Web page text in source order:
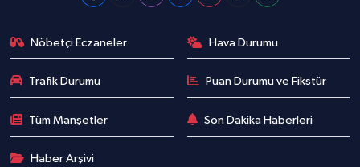
Nöbetçi Eczaneler Hava Durumu
Trafik Durumu Puan Durumu ve Fikstür
Tüm Manşetler Son Dakika Haberleri
Haber Arşivi